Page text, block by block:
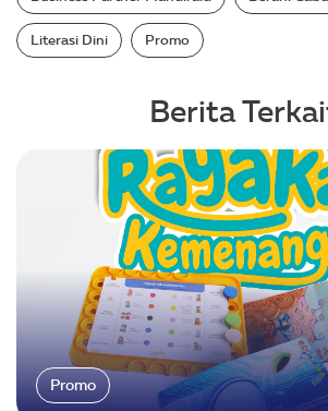
Literasi Dini Promo
Berita
Promo